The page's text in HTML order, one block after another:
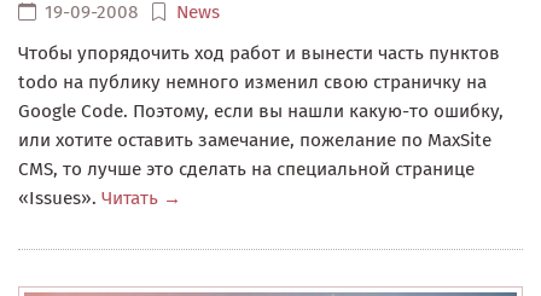
19-09-2008
News
Чтобы упорядочить ход работ и вынести часть пунктов
todo на публику немного изменил свою страничку на
Google Code. Поэтому, если вы нашли какую-то ошибку,
или хотите оставить замечание, пожелание по MaxSite
CMS, то лучше это сделать на специальной странице
«Issues». Читать